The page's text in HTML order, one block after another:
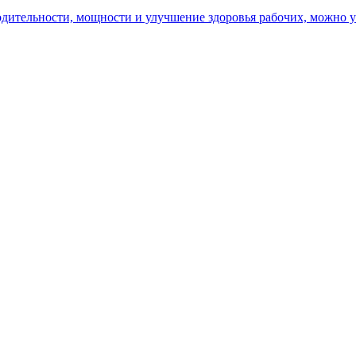
мощности и улучшение здоровья рабочих, можно